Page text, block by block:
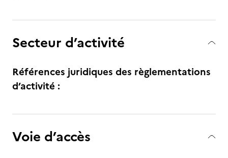
Secteur d’activité
Références juridiques des règlementations
d’activité :
Voie d’accès